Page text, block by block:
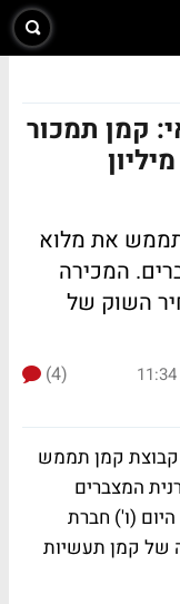
קמן תמכור
את אחזקותיה בשנפ ב-50 מיליון
את מלוא
המצברים. המכירה
הנמוך ב-15% ממחיר השוק של
(4)
קבוצת קמן תממש
(31.6%) ביצרנית המצברים
(ו') חברת
של קמן תעשיות